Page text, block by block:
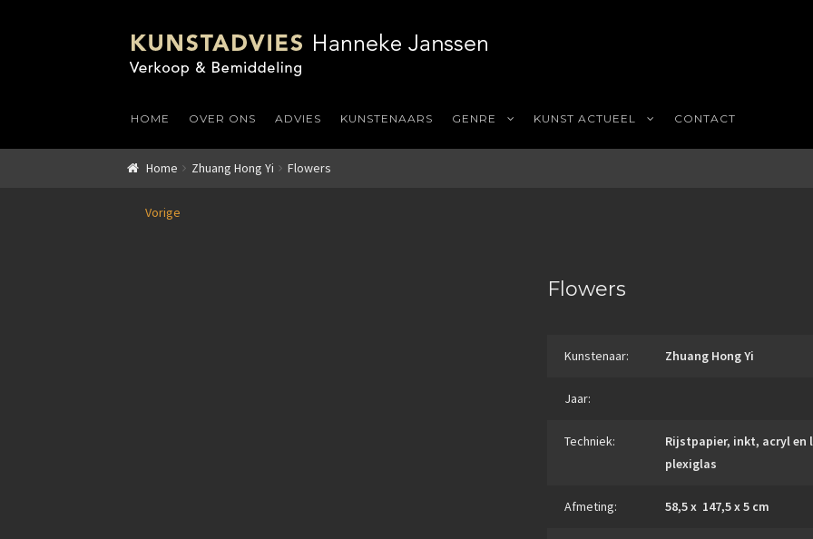
HOME OVER ONS ADVIES KUNSTENAARS GENRE KUNST ACTUEEL CONTACT
Home Zhuang Hong Yi Flowers
Vorige
Flowers
Kunstenaar: Zhuang Hong Yi
Jaar:
Techniek:
Rijstpapier, inkt, acryl en
plexiglas
Afmeting: 58,5 x 147,5 x 5 cm